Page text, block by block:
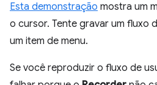
Esta demonstração mostra um
o cursor. Tente gravar um fluxo
um item de menu.
Se você reproduzir o fluxo de